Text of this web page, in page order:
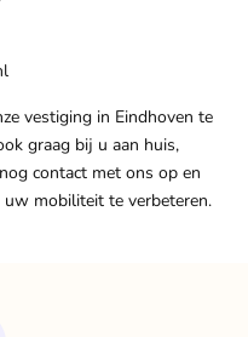
vestiging in Eindhoven te
graag bij u aan huis,
contact met ons op en
mobiliteit te verbeteren.